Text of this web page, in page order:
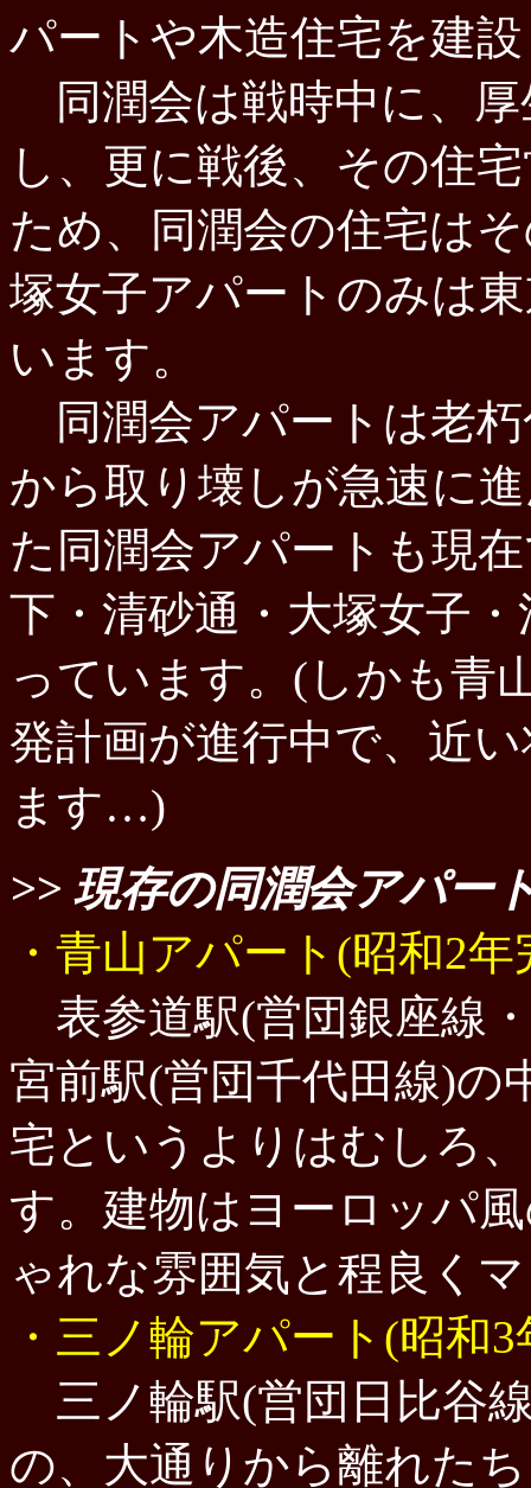
パートや木造住宅を建
同潤会は戦時中に、厚
し、更に戦後、その住
ため、同潤会の住宅は
塚女子アパートのみは
います。
同潤会アパートは老
から取り壊しが急速に
た同潤会アパートも現
下・ 清砂通・大塚女子
っています。(しかも青
発計画が進行中で、近
ます…)
>> 現存の同潤会アパー
・青山アパート(昭和2年
表参道駅(営団銀座線
宮前駅(営団千代田線)の
宅というよりはむしろ
す。建物はヨーロッパ
ゃれな雰囲気と程良く
・三ノ輪アパート(昭和3
三ノ輪駅(営団日比谷
の、大通りから離れた